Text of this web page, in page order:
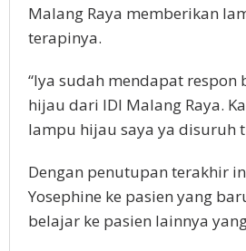
Malang Raya memberikan
terapinya.
“Iya sudah mendapat respon
hijau dari IDI Malang Raya.
lampu hijau saya ya disuruh
Dengan penutupan terakhir
Yosephine ke pasien yang
belajar ke pasien lainnya